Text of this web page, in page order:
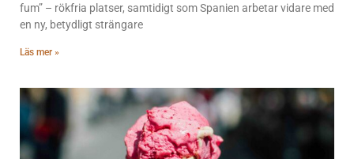
fum” – rökfria platser, samtidigt som Spanien arbetar vidare med
en ny, betydligt strängare
Läs mer »